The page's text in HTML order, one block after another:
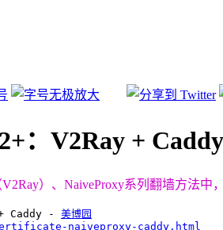
：V2Ray +
）、NaiveProxy系列翻墙方法中
+ Caddy - 美博园
naiveproxy-caddy.html